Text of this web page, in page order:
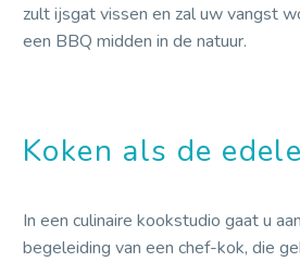
zult ijsgat vissen en zal uw vangst
een BBQ midden in de natuur.
Koken als de
In een culinaire kookstudio gaat u
begeleiding van een chef-kok, die